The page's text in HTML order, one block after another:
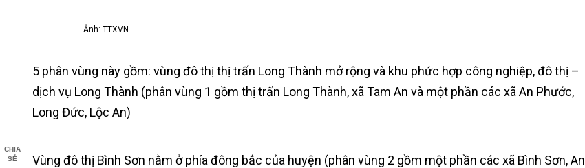
CHIA
SẺ
Ảnh: TTXVN
5 phân vùng này gồm: vùng đô thị thị trấn Long Thành mở rộng và khu phức hợp công nghiệp, đô thị –
dịch vụ Long Thành (phân vùng 1 gồm thị trấn Long Thành, xã Tam An và một phần các xã An Phước,
Long Đức, Lộc An)
Vùng đô thị Bình Sơn nằm ở phía đông bắc của huyện (phân vùng 2 gồm một phần các xã Bình Sơn, An